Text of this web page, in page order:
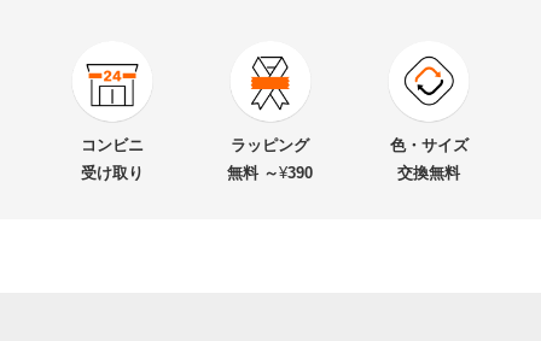
商品番号 900-R320-60
カシミヤ混 ランダムリブ クルーネック プルオーバー
★★★★★
★★★★★
★★
★★★
コンビニ
受け取り
ラッピング
無料 ～¥390
色・サイズ
交換無料